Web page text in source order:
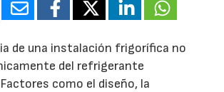
de una instalación frigorífica no
del refrigerante
como el diseño, la